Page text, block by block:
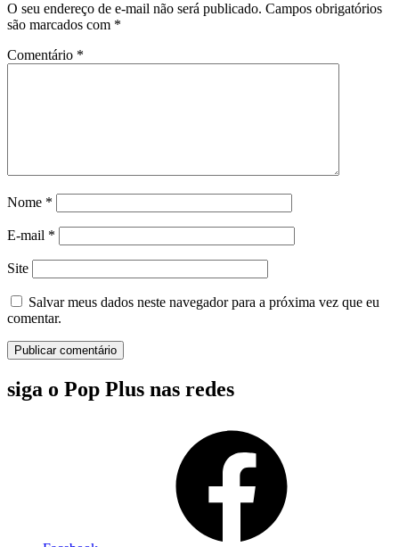
O seu endereço de e-mail não será publicado. Campos obrigatórios
são marcados com *
Comentário *
Nome *
E-mail *
Site
Salvar meus dados neste navegador para a próxima vez que eu
comentar.
siga o Pop Plus nas redes